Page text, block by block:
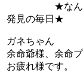
★なんもやる
発見の毎日★
ガネちゃん
余命爺様、余命
お疲れ様です。